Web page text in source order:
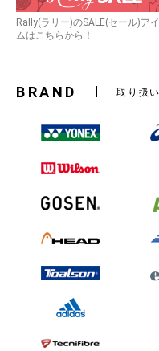
Rally(ラリー)のSALE(セール)ア
ムはこちらから！
BRAND 取り扱